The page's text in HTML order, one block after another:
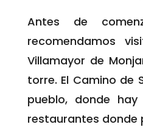
Antes de
recomendamos
Villamayor de
torre. El Camino de
pueblo, donde
restaurantes donde